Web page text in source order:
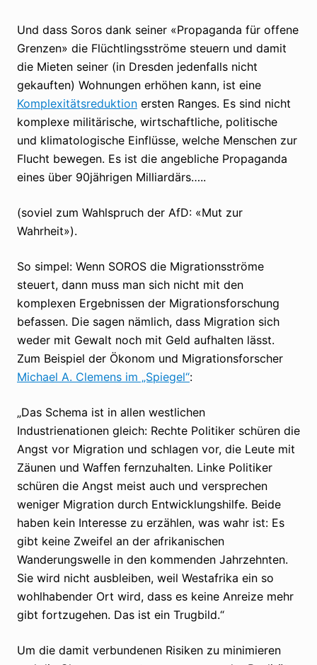
Und dass Soros dank seiner «Propaganda für offene
Grenzen» die Flüchtlingsströme steuern und damit
die Mieten seiner (in Dresden jedenfalls nicht
gekauften) Wohnungen erhöhen kann, ist eine
Komplexitätsreduktion ersten Ranges. Es sind nicht
komplexe militärische, wirtschaftliche, politische
und klimatologische Einflüsse, welche Menschen zur
Flucht bewegen. Es ist die angebliche Propaganda
eines über 90jährigen Milliardärs…..
(soviel zum Wahlspruch der AfD: «Mut zur
Wahrheit»).
So simpel: Wenn SOROS die Migrationsströme
steuert, dann muss man sich nicht mit den
komplexen Ergebnissen der Migrationsforschung
befassen. Die sagen nämlich, dass Migration sich
weder mit Gewalt noch mit Geld aufhalten lässt.
Zum Beispiel der Ökonom und Migrationsforscher
Michael A. Clemens im „Spiegel“:
„Das Schema ist in allen westlichen
Industrienationen gleich: Rechte Politiker schüren die
Angst vor Migration und schlagen vor, die Leute mit
Zäunen und Waffen fernzuhalten. Linke Politiker
schüren die Angst meist auch und versprechen
weniger Migration durch Entwicklungshilfe. Beide
haben kein Interesse zu erzählen, was wahr ist: Es
gibt keine Zweifel an der afrikanischen
Wanderungswelle in den kommenden Jahrzehnten.
Sie wird nicht ausbleiben, weil Westafrika ein so
wohlhabender Ort wird, dass es keine Anreize mehr
gibt fortzugehen. Das ist ein Trugbild.“
Um die damit verbundenen Risiken zu minimieren